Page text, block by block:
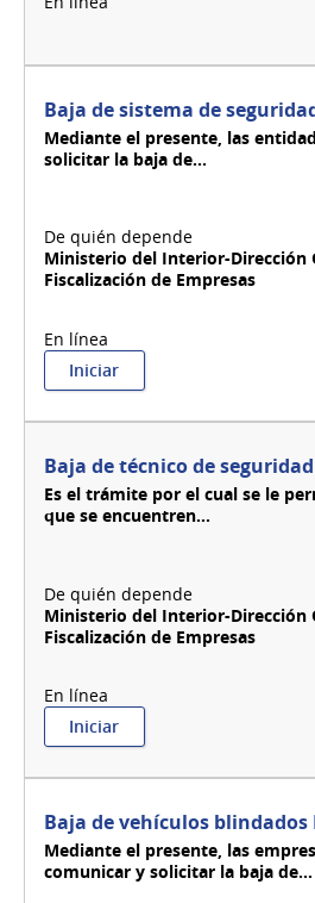
Baja de sistema de
Mediante el presente, las
solicitar la baja de...
Ministerio del Interior-Dirección
Fiscalización de Empresas
Iniciar:
Baja
de
seguridad
DI.GE.F.E.
Baja de técnico de seguridad
Es el trámite por el cual se le
que se encuentren...
Ministerio del Interior-Dirección
Fiscalización de Empresas
Iniciar:
Baja
seguridad
DI.GE.F.E.
Baja de vehículos blindados
Mediante el presente, las
comunicar y solicitar la baja de...